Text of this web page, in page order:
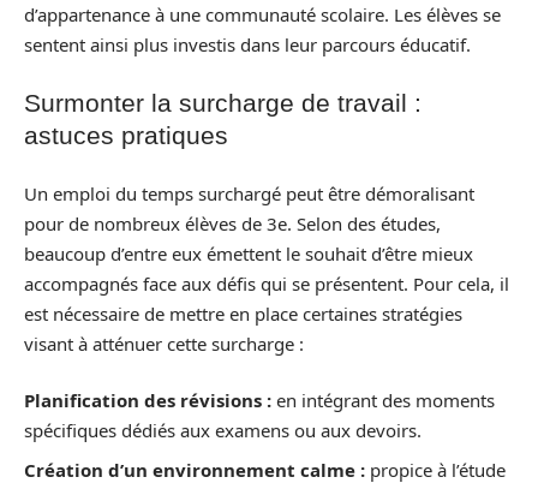
d’appartenance à une communauté scolaire. Les élèves se
sentent ainsi plus investis dans leur parcours éducatif.
Surmonter la surcharge de travail :
astuces pratiques
Un emploi du temps surchargé peut être démoralisant
pour de nombreux élèves de 3e. Selon des études,
beaucoup d’entre eux émettent le souhait d’être mieux
accompagnés face aux défis qui se présentent. Pour cela, il
est nécessaire de mettre en place certaines stratégies
visant à atténuer cette surcharge :
Planification des révisions : en intégrant des moments
spécifiques dédiés aux examens ou aux devoirs.
Création d’un environnement calme : propice à l’étude